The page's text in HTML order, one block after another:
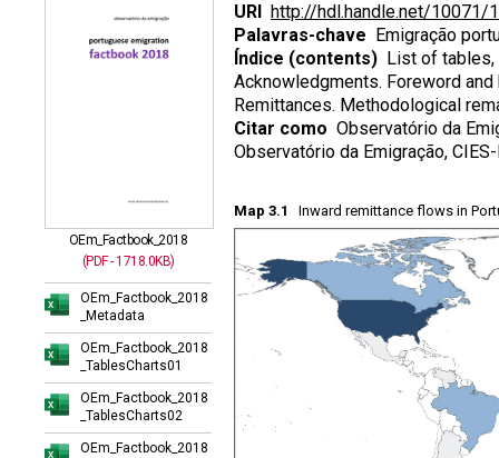
OEm_Factbook_2018
(PDF - 1718.0KB)
OEm_Factbook_2018
_Metadata
OEm_Factbook_2018
_TablesCharts01
OEm_Factbook_2018
_TablesCharts02
OEm_Factbook_2018
URI http://hdl.handle.net/10071/
Palavras-chave Emigração
Índice (contents) List of tables,
Acknowledgments. Foreword
Remittances. Methodological
Citar como Observatório da
Observatório da Emigração,
Map 3.1 Inward remittance flows in